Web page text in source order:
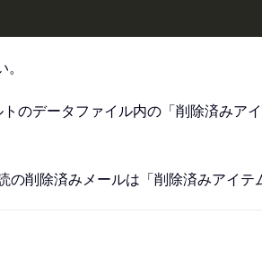
データファイル内の「削除済みア
削除済みメールは「削除済みアイ